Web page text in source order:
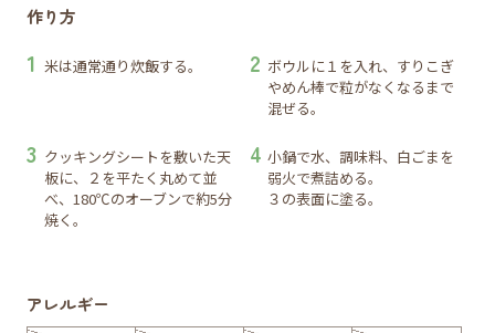
作り方
米は通常通り炊飯する。
ボウルに１を入れ、すりこぎ
やめん棒で粒がなくなるまで
混ぜる。
クッキングシートを敷いた天
板に、２を平たく丸めて並
べ、180℃のオーブンで約5分
焼く。
小鍋で水、調味料、白ごまを
弱火で煮詰める。
３の表面に塗る。
アレルギー